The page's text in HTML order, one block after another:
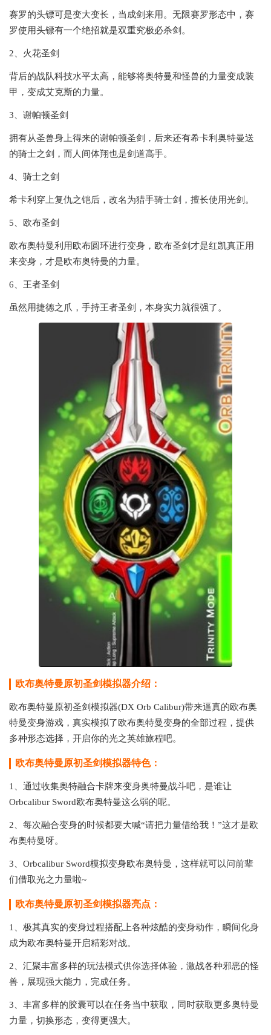
赛罗的头镖可是变大变长，当成剑来用。无限赛罗形态中，赛
罗使用头镖有一个绝招就是双重究极必杀剑。
2、火花圣剑
背后的战队科技水平太高，能够将奥特曼和怪兽的力量变成装
甲，变成艾克斯的力量。
3、谢帕顿圣剑
拥有从圣兽身上得来的谢帕顿圣剑，后来还有希卡利奥特曼送
的骑士之剑，而人间体翔也是剑道高手。
4、骑士之剑
希卡利穿上复仇之铠后，改名为猎手骑士剑，擅长使用光剑。
5、欧布圣剑
欧布奥特曼利用欧布圆环进行变身，欧布圣剑才是红凯真正用
来变身，才是欧布奥特曼的力量。
6、王者圣剑
虽然用捷德之爪，手持王者圣剑，本身实力就很强了。
欧布奥特曼原初圣剑模拟器介绍：
欧布奥特曼原初圣剑模拟器(DX Orb Calibur)带来逼真的欧布奥
特曼变身游戏，真实模拟了欧布奥特曼变身的全部过程，提供
多种形态选择，开启你的光之英雄旅程吧。
欧布奥特曼原初圣剑模拟器特色：
1、通过收集奥特融合卡牌来变身奥特曼战斗吧，是谁让
Orbcalibur Sword欧布奥特曼这么弱的呢。
2、每次融合变身的时候都要大喊“请把力量借给我！”这才是欧
布奥特曼呀。
3、Orbcalibur Sword模拟变身欧布奥特曼，这样就可以问前辈
们借取光之力量啦~
欧布奥特曼原初圣剑模拟器亮点：
1、极其真实的变身过程搭配上各种炫酷的变身动作，瞬间化身
成为欧布奥特曼开启精彩对战。
2、汇聚丰富多样的玩法模式供你选择体验，激战各种邪恶的怪
兽，展现强大能力，完成任务。
3、丰富多样的胶囊可以在任务当中获取，同时获取更多奥特曼
力量，切换形态，变得更强大。